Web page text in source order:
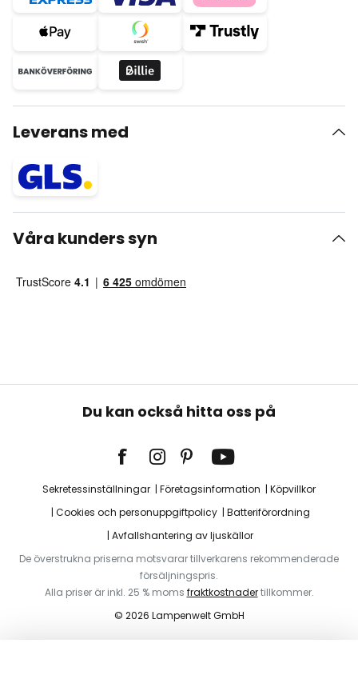
Leverans med
Våra kunders syn
Du kan också hitta oss på
Sekretessinställningar Företagsinformation
Köpvillkor
Cookies och personuppgiftpolicy
Batteriförordning
Avfallshantering av ljuskällor
De överstrukna priserna motsvarar tillverkarens rekommenderade
försäljningspris.
Alla priser är inkl. 25 % moms fraktkostnadertillkommer.
© 2026 Lampenwelt GmbH